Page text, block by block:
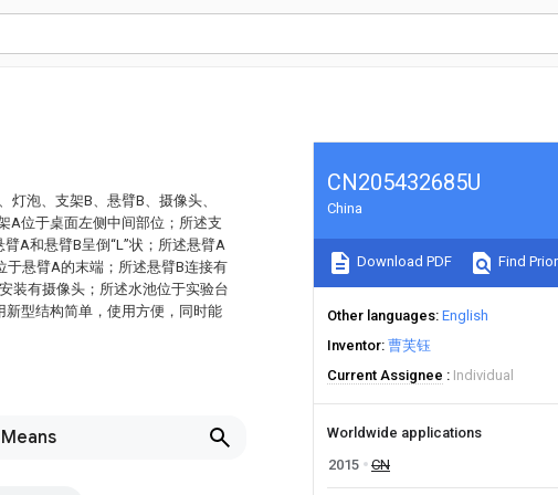
泡、支架B、悬臂B、摄像头、
A位于桌面左侧中间部位；所述支
A和悬臂B呈倒“L”状；所述悬臂A
悬臂A的末端；所述悬臂B连接有
装有摄像头；所述水池位于实验台
型结构简单，使用方便，同时能
CN205432685U
China
Download PDF Find
Other languages English
Inventor 曹芙钰
Current Assignee
Individual
Worldwide applications
2015
CN